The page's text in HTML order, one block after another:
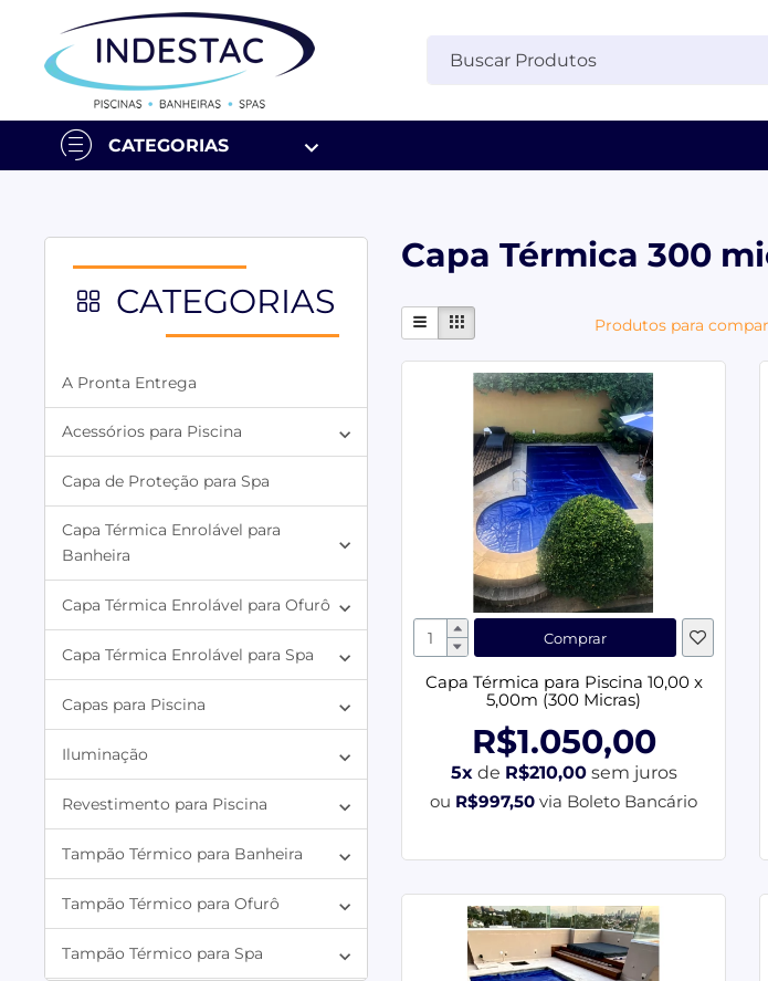
CATEGORIAS
CATEGORIAS
A Pronta Entrega
Acessórios para Piscina
Capa de Proteção para Spa
Capa Térmica Enrolável para
Banheira
Capa Térmica Enrolável para Ofurô
Capa Térmica Enrolável para Spa
Capas para Piscina
Iluminação
Revestimento para Piscina
Tampão Térmico para Banheira
Tampão Térmico para Ofurô
Tampão Térmico para Spa
Capa Térmica 300
Produtos para
Comprar
Capa Térmica para Piscina 10,00 x
5,00m (300 Micras)
R$1.050,00
5xde R$210,00sem juros
ou R$997,50 via Boleto Bancário